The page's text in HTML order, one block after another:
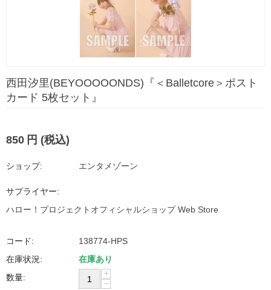
西田汐里(BEYOOOOONDS)『＜Balletcore＞ポスト
カード 5枚セット』
850 円 (税込)
ショップ: エンタメゾーン
サプライヤー:
ハロー！プロジェクトオフィシャルショップ Web Store
コード:
138774-HPS
在庫状況:
在庫あり
数量:
+
−